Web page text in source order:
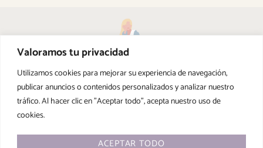
Valoramos tu privacidad
Utilizamos cookies para mejorar su experiencia de navegación,
publicar anuncios o contenidos personalizados y analizar nuestro
tráfico. Al hacer clic en "Aceptar todo", acepta nuestro uso de
cookies.
ACEPTAR TODO
Financiado por la Unión Europea – NextGenerationEU